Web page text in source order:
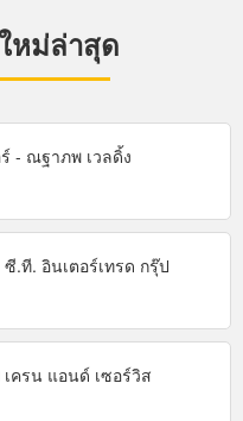
หม่ล่าสุด
ร์ - ณฐาภพ เวลดิ้ง
.ที. อินเตอร์เทรด กรุ๊ป
เครน แอนด์ เซอร์วิส